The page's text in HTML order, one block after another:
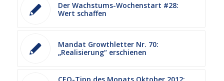
Der Wachstums-Wochenstart #28:
Wert schaffen
Mandat Growthletter Nr. 70:
„Realisierung“ erschienen